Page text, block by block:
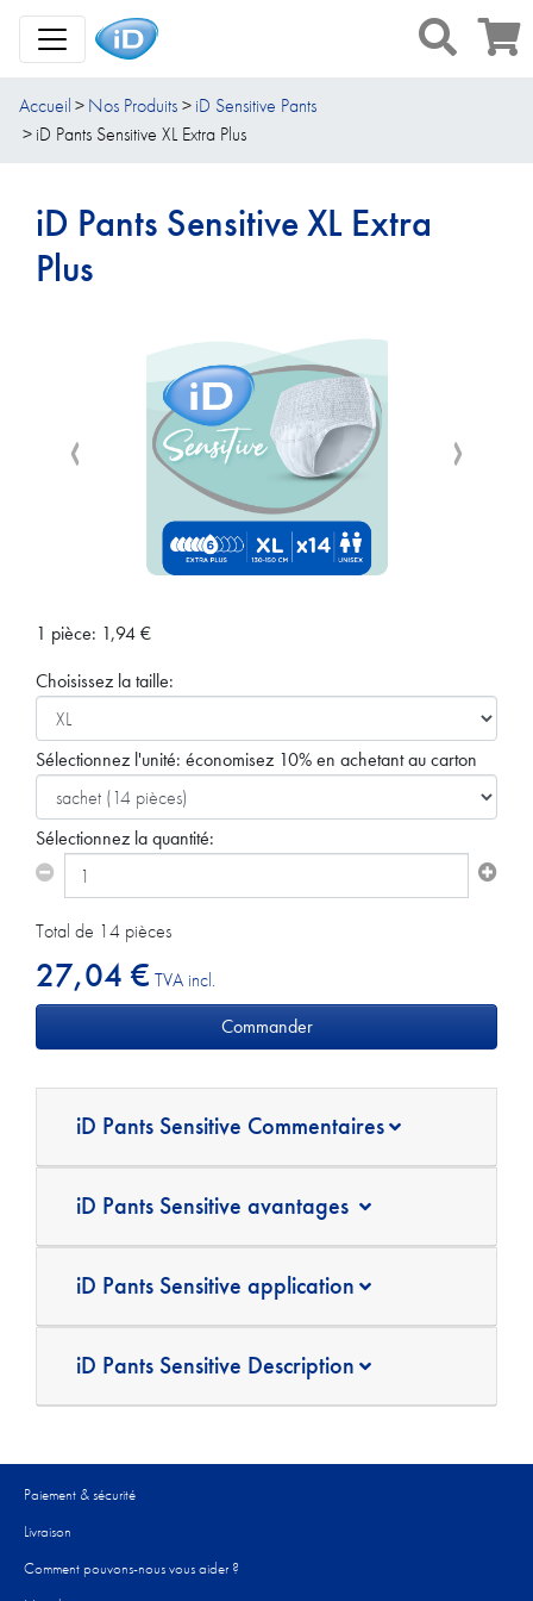
Toggle Navigation
Accueil Nos Produits
iD Sensitive Pants
iD Pants Sensitive XL Extra Plus
iD Pants Sensitive XL Extra
Plus
1 pièce: 1,94€
Choisissez la taille:
Sélectionnez l'unité: économisez 10% en achetant au carton
Sélectionnez la quantité:
Total de 14 pièces
27,04 € TVA incl.
iD Pants Sensitive Commentaires
iD Pants Sensitive avantages
iD Pants Sensitive application
iD Pants Sensitive Description
Paiement & sécurité
Livraison
Comment pouvons-nous vous aider ?​